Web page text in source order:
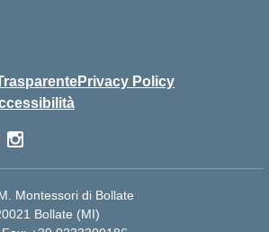
Privacy Policy
Montessori di Bollate
Bollate (MI)